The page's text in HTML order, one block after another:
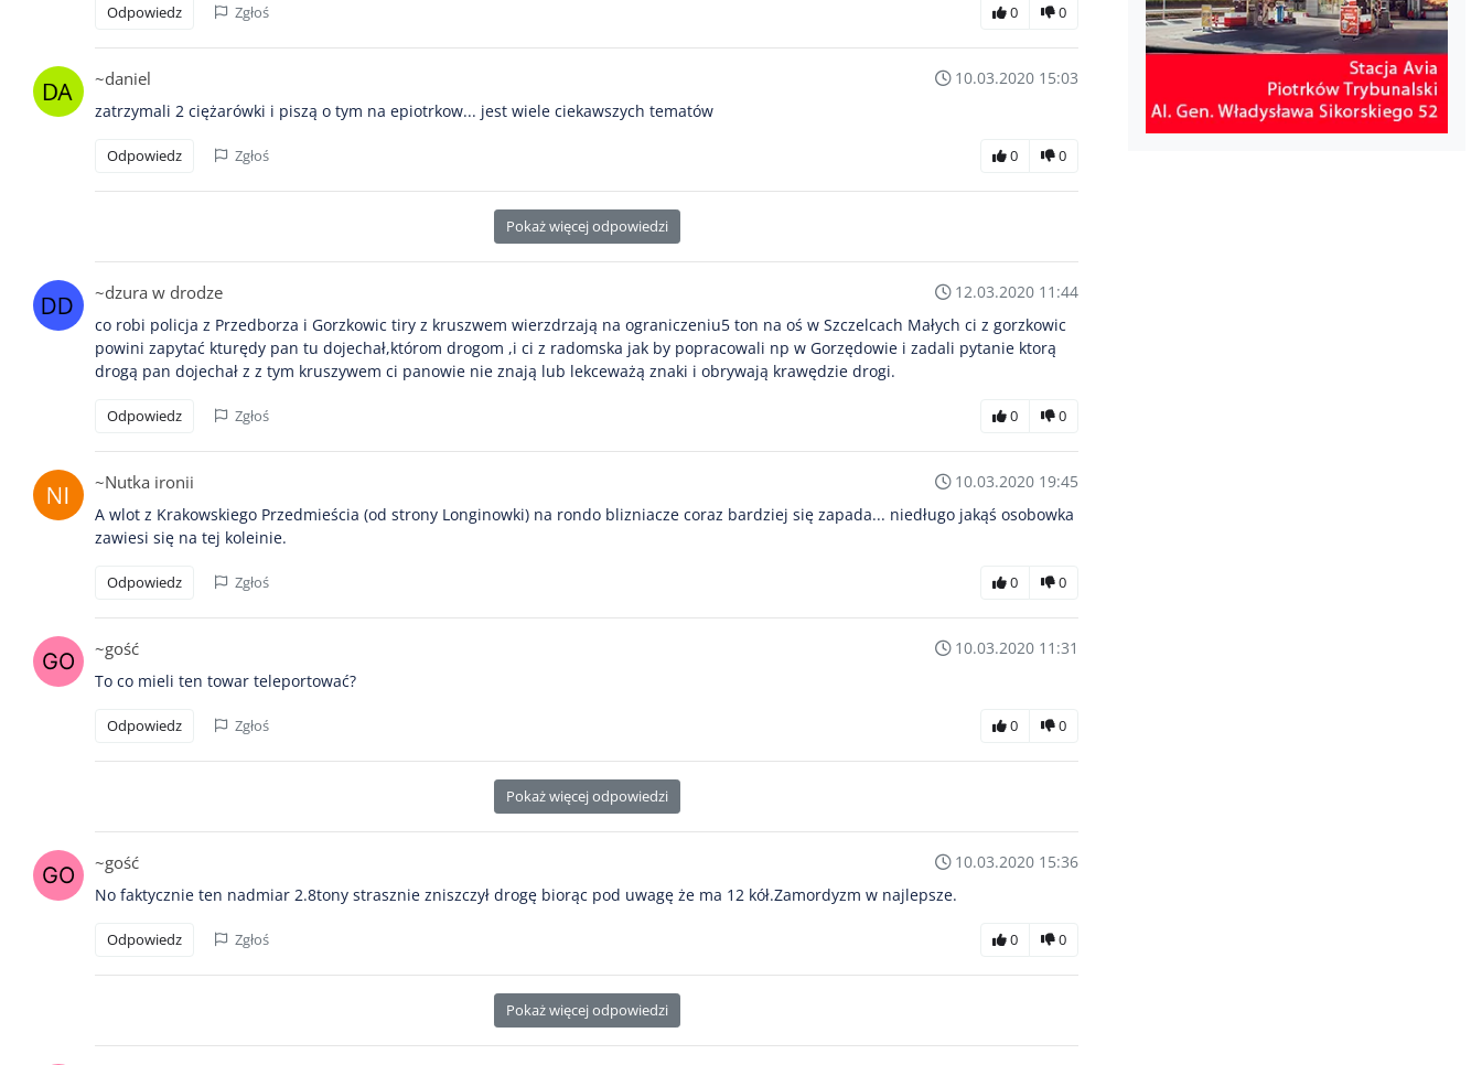
Odpowiedz Zgłoś 0 0
~daniel
10.03.2020 15:03
zatrzymali 2 ciężarówki i piszą o tym na epiotrkow... jest wiele ciekawszych tematów
Odpowiedz Zgłoś 0 0
Pokaż więcej odpowiedzi
~dzura w drodze
12.03.2020 11:44
co robi policja z Przedborza i Gorzkowic tiry z kruszwem wierzdrzają na ograniczeniu5 ton na oś w Szczelcach Małych ci z gorzkowic
powini zapytać kturędy pan tu dojechał,którom drogom ,i ci z radomska jak by popracowali np w Gorzędowie i zadali pytanie ktorą
drogą pan dojechał z z tym kruszywem ci panowie nie znają lub lekceważą znaki i obrywają krawędzie drogi.
Odpowiedz Zgłoś 0 0
~Nutka ironii
10.03.2020 19:45
A wlot z Krakowskiego Przedmieścia (od strony Longinowki) na rondo blizniacze coraz bardziej się zapada... niedługo jakąś osobowka
zawiesi się na tej koleinie.
Odpowiedz Zgłoś 0 0
~gość
10.03.2020 11:31
To co mieli ten towar teleportować?
Odpowiedz Zgłoś 0 0
Pokaż więcej odpowiedzi
~gość
10.03.2020 15:36
No faktycznie ten nadmiar 2.8tony strasznie zniszczył drogę biorąc pod uwagę że ma 12 kół.Zamordyzm w najlepsze.
Odpowiedz Zgłoś 0 0
Pokaż więcej odpowiedzi